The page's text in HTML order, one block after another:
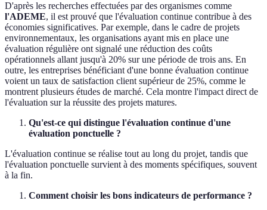
D'après les recherches effectuées par des organismes comme
l'ADEME, il est prouvé que l'évaluation continue contribue à des
économies significatives. Par exemple, dans le cadre de projets
environnementaux, les organisations ayant mis en place une
évaluation régulière ont signalé une réduction des coûts
opérationnels allant jusqu'à 20% sur une période de trois ans. En
outre, les entreprises bénéficiant d'une bonne évaluation continue
voient un taux de satisfaction client supérieur de 25%, comme le
montrent plusieurs études de marché. Cela montre l'impact direct de
l'évaluation sur la réussite des projets matures.
Qu'est-ce qui distingue l'évaluation continue d'une
évaluation ponctuelle ?
L'évaluation continue se réalise tout au long du projet, tandis que
l'évaluation ponctuelle survient à des moments spécifiques, souvent
à la fin.
Comment choisir les bons indicateurs de performance ?